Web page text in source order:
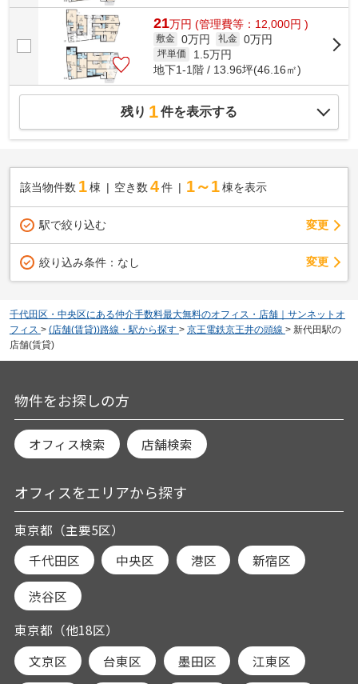
21万円 (管理費等：12,000円 )
敷金 0万円 礼金 0万円
坪単価 1.5万円
地下1-1階 / 13.96坪(46.16㎡)
残り 1件を表示する
該当物件数 1棟 空き数 4 件 1～1 棟を表示
駅で絞り込む 変更
絞り込み条件： なし 変更
千代田区・中央区にある仲介手数料最大無料のオフィス・店舗｜サンネットオ
フィス > (店舗(賃貸))路線・駅から探す > 京王電鉄京王井の頭線 > 新代田駅の
店舗(賃貸)
物件をお探しの方
オフィス検索 店舗検索
オフィスをエリアから探す
東京都（主要5区）
千代田区
中央区 港区 新宿区
渋谷区
東京都（他18区）
文京区
台東区 墨田区 江東区